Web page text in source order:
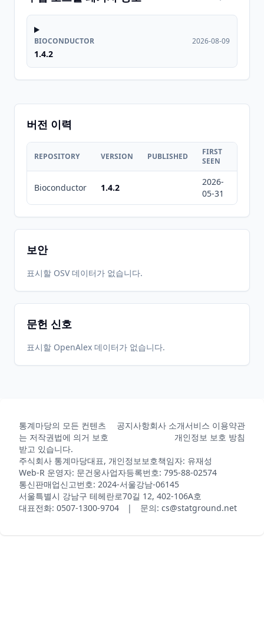
BIOCONDUCTOR
1.4.2
2026-08-09
버전 이력
REPOSITORY VERSION PUBLISHED
FIRST
SEEN
Bioconductor 1.4.2
2026-
05-31
보안
표시할 OSV 데이터가 없습니다.
문헌 신호
표시할 OpenAlex 데이터가 없습니다.
통계마당의 모든 컨텐츠
는 저작권법에 의거 보호
받고 있습니다.
공지사항회사 소개서비스 이용약관
개인정보 보호 방침
주식회사 통계마당대표, 개인정보보호책임자: 유재성
Web-R 운영자: 문건웅사업자등록번호: 795-88-02574
통신판매업신고번호: 2024-서울강남-06145
서울특별시 강남구 테헤란로70길 12, 402-106A호
대표전화: 0507-1300-9704 | 문의: cs@statground.net